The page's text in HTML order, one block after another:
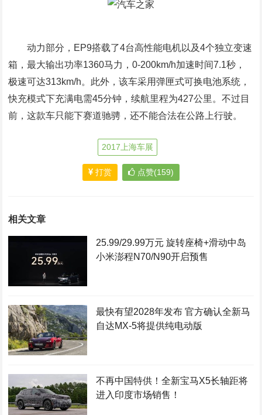
动力部分，EP9搭载了4台高性能电机以及4个独立变速
箱，最大输出功率1360马力，0-200km/h加速时间7.1秒，
极速可达313km/h。此外，该车采用弹匣式可换电池系统，
快充模式下充满电需45分钟，续航里程为427公里。不过目
前，这款车只能下赛道驰骋，还不能合法在公路上行驶。
2017上海车展
打赏 点赞(159)
相关文章
25.99/29.99万元 旋转座椅+滑动中岛
小米澎程N70/N90开启预售
最快有望2028年发布 官方确认全新马
自达MX-5将提供纯电动版
不再中国特供！全新宝马X5长轴距将
进入印度市场销售！